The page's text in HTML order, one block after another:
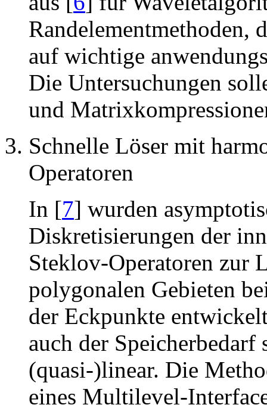
Randelementmethoden,
auf wichtige
Die Untersuchungen
und
Schnelle Löser mit
Operatoren
In [7] wurden
Diskretisierungen der
Steklov-Operatoren zur
polygonalen Gebieten
der Eckpunkte
auch der
(quasi-)linear. Die
eines Multilevel-